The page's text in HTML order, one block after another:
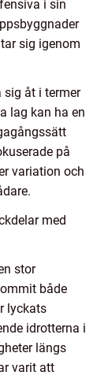
i sin
sig igenom
sig åt i termer
lag kan ha en
på
variation och
med
stor
både
lyckats
idrotterna i
längs
varit att